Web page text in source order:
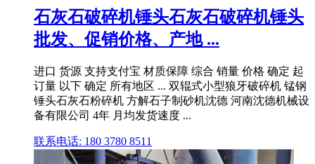
石灰石破碎机锤头石灰石破碎机锤头
批发、促销价格、产地 ...
进口 货源 支持支付宝 材质保障 综合 销量 价格 确定 起
订量 以下 确定 所有地区 ... 双辊式小型狼牙破碎机 锰钢
锤头石灰石粉碎机 方解石子制砂机沈德 河南沈德机械设
备有限公司 4年 月均发货速度 ...
联系电话: 180 3780 8511